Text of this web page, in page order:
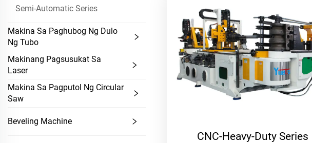
Semi-Automatic Series
Makina Sa Paghubog Ng Dulo
Ng Tubo
Makinang Pagsusukat Sa
Laser
Makina Sa Pagputol Ng Circular
Saw
Beveling Machine
CNC-Heavy-Duty Series